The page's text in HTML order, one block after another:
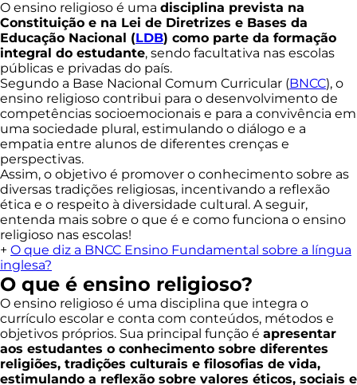
O ensino religioso é uma disciplina prevista na
Constituição e na Lei de Diretrizes e Bases da
Educação Nacional (LDB) como parte da formação
integral do estudante, sendo facultativa nas escolas
públicas e privadas do país.
Segundo a Base Nacional Comum Curricular (BNCC), o
ensino religioso contribui para o desenvolvimento de
competências socioemocionais e para a convivência em
uma sociedade plural, estimulando o diálogo e a
empatia entre alunos de diferentes crenças e
perspectivas.
Assim, o objetivo é promover o conhecimento sobre as
diversas tradições religiosas, incentivando a reflexão
ética e o respeito à diversidade cultural. A seguir,
entenda mais sobre o que é e como funciona o ensino
religioso nas escolas!
+ O que diz a BNCC Ensino Fundamental sobre a língua
inglesa?
O que é ensino religioso?
O ensino religioso é uma disciplina que integra o
currículo escolar e conta com conteúdos, métodos e
objetivos próprios. Sua principal função é apresentar
aos estudantes o conhecimento sobre diferentes
religiões, tradições culturais e filosofias de vida,
estimulando a reflexão sobre valores éticos, sociais e